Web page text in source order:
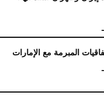
المبرمة مع الإمارات